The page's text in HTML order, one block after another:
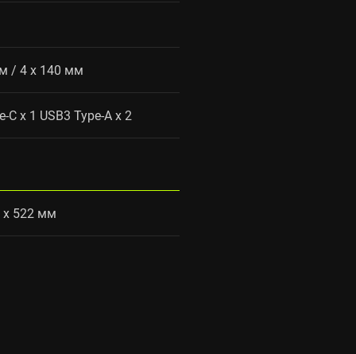
/ 4 x 140 мм
C x 1 USB3 Type-A x 2
x 522 мм